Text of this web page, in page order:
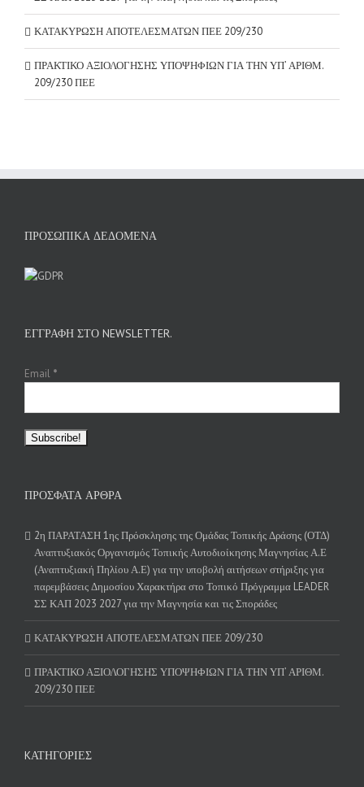
ΚΑΤΑΚΥΡΩΣΗ ΑΠΟΤΕΛΕΣΜΑΤΩΝ ΠΕΕ 209/230
ΠΡΑΚΤΙΚΟ ΑΞΙΟΛΟΓΗΣΗΣ ΥΠΟΨΗΦΙΩΝ ΓΙΑ ΤΗΝ ΥΠ’ ΑΡΙΘΜ.
209/230 ΠΕΕ
ΠΡΟΣΩΠΙΚΆ ΔΕΔΟΜΈΝΑ
ΕΓΓΡΑΦΉ ΣΤΟ NEWSLETTER.
Email *
ΠΡΌΣΦΑΤΑ ΆΡΘΡΑ
2η ΠΑΡΑΤΑΣΗ 1ης Πρόσκλησης της Ομάδας Τοπικής Δράσης (ΟΤΔ)
Αναπτυξιακός Οργανισμός Τοπικής Αυτοδιοίκησης Μαγνησίας Α.Ε
(Αναπτυξιακή Πηλίου Α.Ε) για την υποβολή αιτήσεων στήριξης για
παρεμβάσεις Δημοσίου Χαρακτήρα στο Τοπικό Πρόγραμμα LEADER
ΣΣ ΚΑΠ 2023 2027 για την Μαγνησία και τις Σποράδες
ΚΑΤΑΚΥΡΩΣΗ ΑΠΟΤΕΛΕΣΜΑΤΩΝ ΠΕΕ 209/230
ΠΡΑΚΤΙΚΟ ΑΞΙΟΛΟΓΗΣΗΣ ΥΠΟΨΗΦΙΩΝ ΓΙΑ ΤΗΝ ΥΠ’ ΑΡΙΘΜ.
209/230 ΠΕΕ
KΑΤΗΓΟΡΊΕΣ